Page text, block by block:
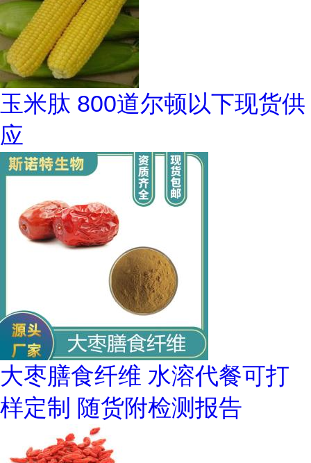
玉米肽 800道尔顿以下现货供
应
大枣膳食纤维 水溶代餐可打
样定制 随货附检测报告